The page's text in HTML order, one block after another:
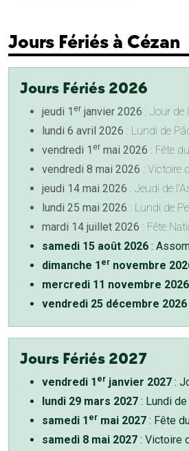
Jours Fériés à Cézan
Jours Fériés 2026
jeudi 1 er janvier 2026 : Jour de
lundi 6 avril 2026 : Lundi de
vendredi 1 er mai 2026 : Fête
vendredi 8 mai 2026 : Victoire
jeudi 14 mai 2026 : Jeudi de
lundi 25 mai 2026 : Lundi de
mardi 14 juillet 2026 : Fête
samedi 15 août 2026 :
dimanche 1 er novembre
mercredi 11 novembre 2026
vendredi 25 décembre 2026
Jours Fériés 2027
vendredi 1 er janvier 2027 :
lundi 29 mars 2027 : Lundi
samedi 1 er mai 2027 : Fête
samedi 8 mai 2027 : Victoire